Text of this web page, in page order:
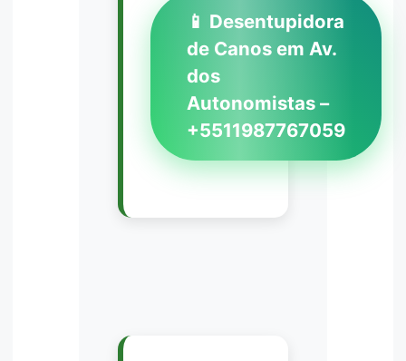
📱 Desentupidora
de Canos em Av.
dos
Autonomistas –
+5511987767059